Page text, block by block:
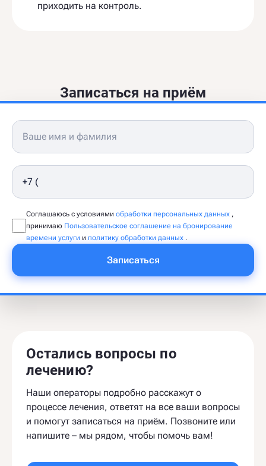
приходить на контроль.
Записаться на приём
Соглашаюсь с условиями обработки персональных данных ,
принимаю Пользовательское соглашение на бронирование
времени услуги и политику обработки данных .
Записаться
Остались вопросы по
лечению?
Наши операторы подробно расскажут о
процессе лечения, ответят на все ваши вопросы
и помогут записаться на приём. Позвоните или
напишите – мы рядом, чтобы помочь вам!